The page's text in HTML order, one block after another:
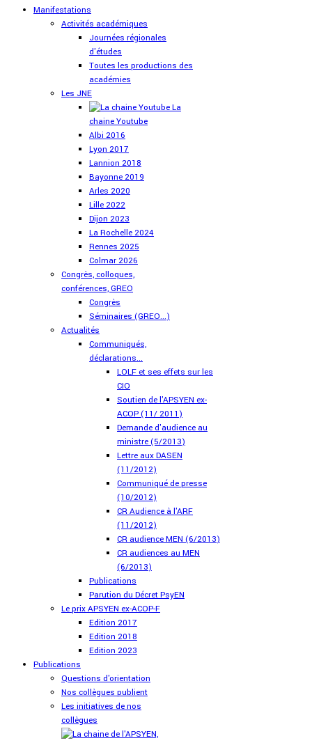
Manifestations
Activités académiques
Journées régionales
d'études
Toutes les productions des
académies
Les JNE
La
chaine Youtube
Albi 2016
Lyon 2017
Lannion 2018
Bayonne 2019
Arles 2020
Lille 2022
Dijon 2023
La Rochelle 2024
Rennes 2025
Colmar 2026
Congrès, colloques,
conférences, GREO
Congrès
Séminaires (GREO...)
Actualités
Communiqués,
déclarations...
LOLF et ses effets sur les
CIO
Soutien de l'APSYEN ex-
ACOP (11/ 2011)
Demande d'audience au
ministre (5/2013)
Lettre aux DASEN
(11/2012)
Communiqué de presse
(10/2012)
CR Audience à l'ARF
(11/2012)
CR audience MEN (6/2013)
CR audiences au MEN
(6/2013)
Publications
Parution du Décret PsyEN
Le prix APSYEN ex-ACOP-F
Edition 2017
Edition 2018
Edition 2023
Publications
Questions d'orientation
Nos collègues publient
Les initiatives de nos
collègues